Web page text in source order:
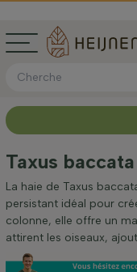
Trier par
Hauteur à la livraison
Largeur à la livraison
Taxus
La haie de Taxus
persistant idéal pour
colonne, elle offre un
attirent les oiseaux,